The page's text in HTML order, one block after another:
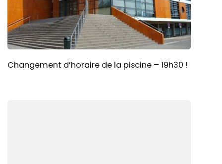
Changement d’horaire de la piscine – 19h30 !